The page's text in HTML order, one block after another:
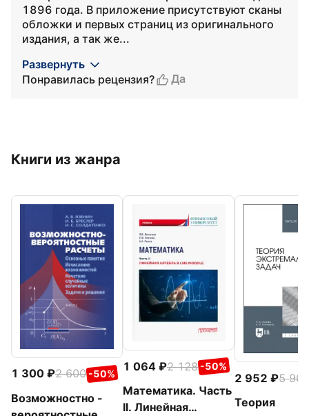
1896 года. В приложение присутствуют сканы
обложки и первых страниц из оригинального
издания, а так же...
Развернуть
Понравилась рецензия?
Да
Книги из жанра
1 300 2 600 -50%
Возможностно -
1 064 2 128 -50%
Математика. Часть
II. Линейная
2 952
5 904
Теория